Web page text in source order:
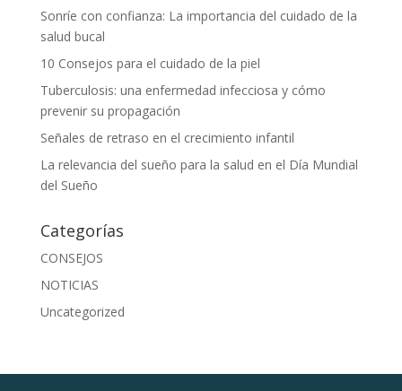
Sonríe con confianza: La importancia del cuidado de la
salud bucal
10 Consejos para el cuidado de la piel
Tuberculosis: una enfermedad infecciosa y cómo
prevenir su propagación
Señales de retraso en el crecimiento infantil
La relevancia del sueño para la salud en el Día Mundial
del Sueño
Categorías
CONSEJOS
NOTICIAS
Uncategorized